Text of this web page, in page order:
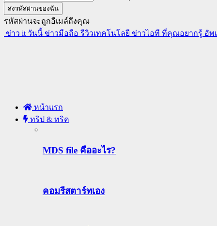
รหัสผ่านจะถูกอีเมล์ถึงคุณ
ข่าว it วันนี้ ข่าวมือถือ รีวิวเทคโนโลยี ข่าวไอที ที่คุณอยากรู้ อัพ
หน้าแรก
ทริป & ทริค
MDS file คืออะไร?
คอมรีสตาร์ทเอง